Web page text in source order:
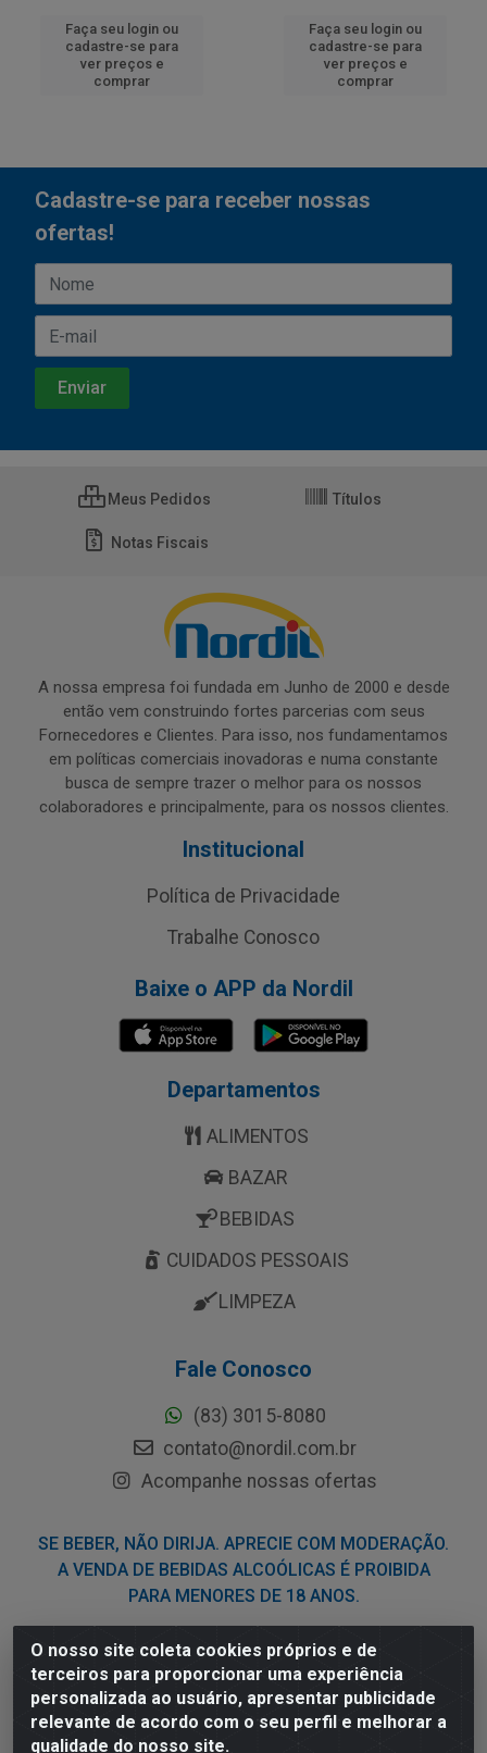
Faça seu login ou
cadastre-se para
ver preços e
comprar
Faça seu login ou
cadastre-se para
ver preços e
comprar
O nosso site coleta cookies próprios e de
terceiros para proporcionar uma experiência
personalizada ao usuário, apresentar publicidade
relevante de acordo com o seu perfil e melhorar a
qualidade do nosso site.
Cadastre-se para receber nossas
ofertas!
Meus Pedidos Títulos
Notas Fiscais
A nossa empresa foi fundada em Junho de 2000 e desde
então vem construindo fortes parcerias com seus
Fornecedores e Clientes. Para isso, nos fundamentamos
em políticas comerciais inovadoras e numa constante
busca de sempre trazer o melhor para os nossos
colaboradores e principalmente, para os nossos clientes.
Institucional
Política de Privacidade
Trabalhe Conosco
Baixe o APP da Nordil
Departamentos
ALIMENTOS
BAZAR
BEBIDAS
CUIDADOS PESSOAIS
LIMPEZA
Fale Conosco
(83) 3015-8080
contato@nordil.com.br
Acompanhe nossas ofertas
SE BEBER, NÃO DIRIJA. APRECIE COM MODERAÇÃO.
A VENDA DE BEBIDAS ALCOÓLICAS É PROIBIDA
PARA MENORES DE 18 ANOS.
Nordil Distribuidora - Avenida Liberdade, 2738, Bloco F -
Sesi - Bayeux/PB - CEP 58.111-400 - CNPJ
03.775.813/0001-41